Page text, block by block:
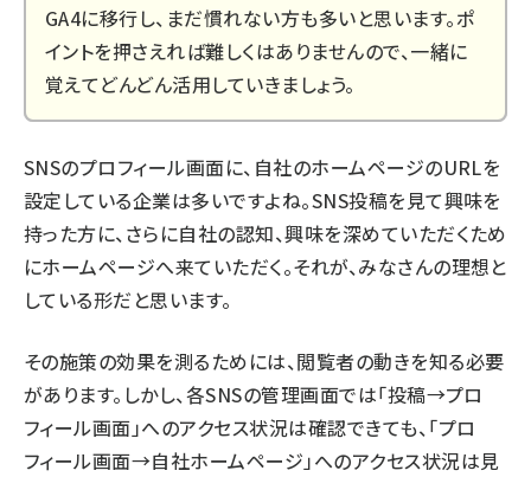
GA4に移行し、まだ慣れない方も多いと思います。ポ
イントを押さえれば難しくはありませんので、一緒に
覚えてどんどん活用していきましょう。
SNSのプロフィール画面に、自社のホームページのURLを
設定している企業は多いですよね。SNS投稿を見て興味を
持った方に、さらに自社の認知、興味を深めていただくため
にホームページへ来ていただく。それが、みなさんの理想と
している形だと思います。
その施策の効果を測るためには、閲覧者の動きを知る必要
があります。しかし、各SNSの管理画面では「投稿→プロ
フィール画面」へのアクセス状況は確認できても、「プロ
フィール画面→自社ホームページ」へのアクセス状況は見